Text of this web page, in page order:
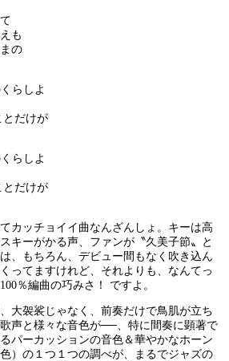
も
の
らしよ
とだけが
らしよ
とだけが
カッチョイイ曲なんざんしょ。キーは高
キーがかる声、ファンが〝久美子節〟と
、もちろん、デビュー間もなく吹き込ん
ってますけれど、それよりも、なんてっ
％編曲の巧みさ！ ですよ。
大袈裟じゃなく、前奏だけで鳥肌が立ち
声と様々な音色が──、特に間奏に顕著で
パーカッションの音色＆華やかなホーン
）の１つ１つの調べが、まるでジャズの